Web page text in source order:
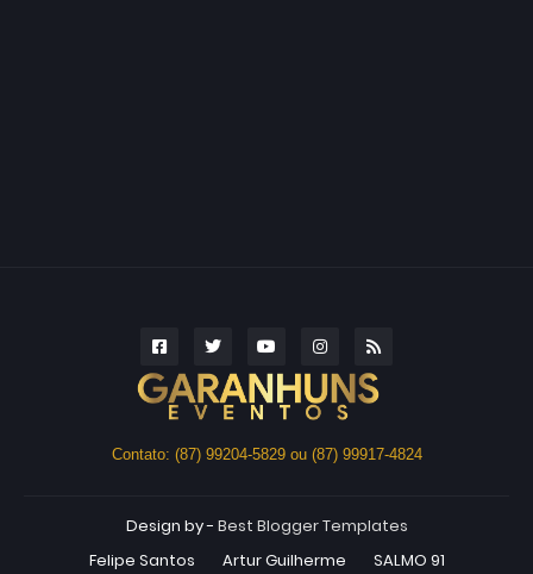
Contato: (87) 99204-5829 ou (87) 99917-4824
Design by - Best Blogger Templates
Felipe Santos
Artur Guilherme SALMO 91